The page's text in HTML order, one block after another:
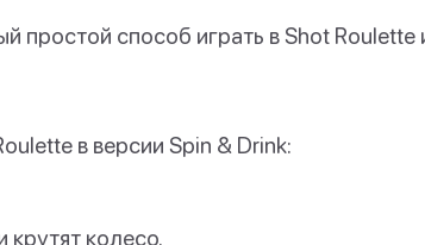
простой способ играть в Shot Roulette
в версии Spin & Drink:
крутят колесо.